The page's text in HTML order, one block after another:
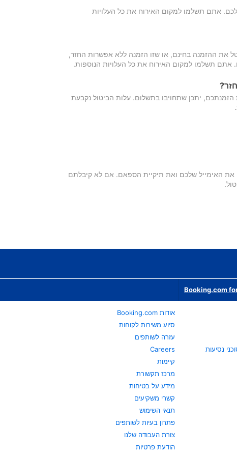
אתם תשלמו למקום האירוח את כל העלויות
את ההזמנה בחינם, או שזו הזמנה ללא אפשרות החזר,
אתם תשלמו למקום האירוח את כל העלויות הנוספות.
יתכן שתחויבו בתשלום. עלות הביטול נקבעת
את האימייל שלכם ואת תיקיית הספאם. אם לא קיבלתם
Booking.com
אודות Booking.com
סיוע משירות לקוחות
עזרה לשותפים
Careers
קיימות
מרכז תקשורת
מידע על בטיחות
קשרי משקיעים
תנאי השימוש
פתרון בעיות לשותפים
צורת העבודה שלנו
הודעת פרטיות